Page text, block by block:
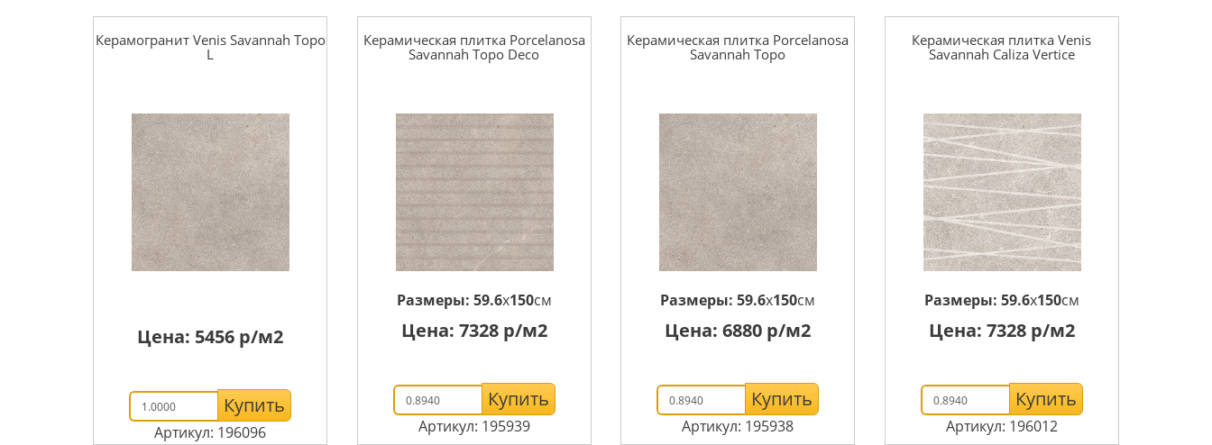
Керамогранит Venis Savannah Topo
L
Цена: 5456 р/м2
Купить
Артикул: 196096
Керамическая плитка Porcelanosa
Savannah Topo Deco
Размеры: 59.6x150см
Цена: 7328р/м2
Купить
Артикул: 195939
Керамическая плитка Porcelanosa
Savannah Topo
Размеры:59.6x150см
Цена:6880 р/м2
Купить
Артикул: 195938
Керамическая плитка Venis
Savannah Caliza Vertice
Размеры: 59.6x150см
Цена: 7328р/м2
Купить
Артикул: 196012